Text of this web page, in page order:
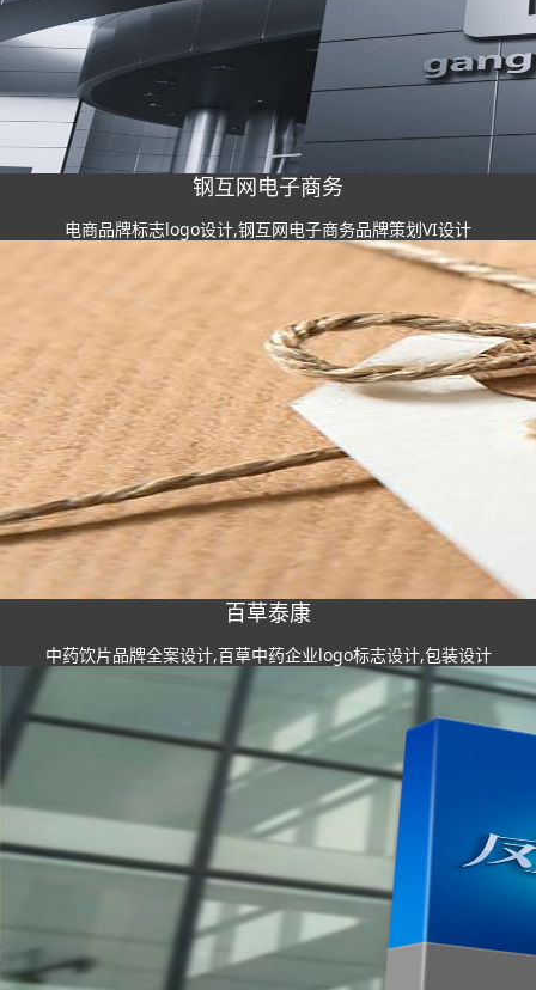
钢互网电子商务
电商品牌标志logo设计,钢互网电子商务品牌策划VI设计
百草泰康
中药饮片品牌全案设计,百草中药企业logo标志设计,包装设计